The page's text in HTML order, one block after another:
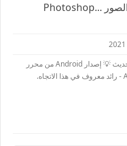
يعتبر من أفضل البرامج في تحرير الصور ...Photoshop
📲Photoshop Express Pro v7.3.792 💫 تحديث 💡 إصدار Android من محرر
الرسومات الكلاسيكي Photoshop من Adobe - رائد معروف في هذا الاتجاه.